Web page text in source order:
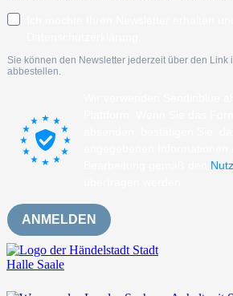
Sie können den Newsletter jederzeit über den Link
abbestellen.
ANMELDEN